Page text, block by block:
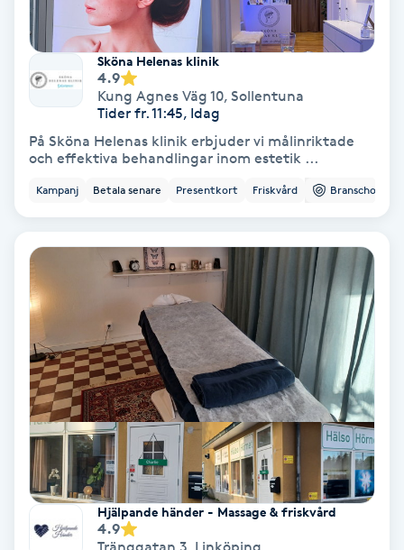
Plastikkirurgi
Powder brows
Power Yoga
PRP (Platelet Rich Plasma)
Psoriasis
Radiofrekvens
Rakning
Reflexologi
Sköna Helenas klinik
4.9
Kung Agnes Väg 10, Sollentuna
Tider fr. 11:45, Idag
På Sköna Helenas klinik erbjuder vi målinriktade
och effektiva behandlingar inom estetik ...
Kampanj Betala senare Presentkort Friskvård Branschorg.
Hjälpande händer - Massage & friskvård
4.9
Tränggatan 3 Linköping